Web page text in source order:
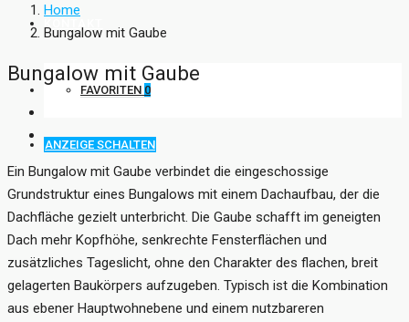
FAVORITEN 0
ANZEIGE SCHALTEN
Home
Bungalow mit Gaube
Bungalow mit Gaube
Ein Bungalow mit Gaube verbindet die eingeschossige
Grundstruktur eines Bungalows mit einem Dachaufbau, der die
Dachfläche gezielt unterbricht. Die Gaube schafft im geneigten
Dach mehr Kopfhöhe, senkrechte Fensterflächen und
zusätzliches Tageslicht, ohne den Charakter des flachen, breit
gelagerten Baukörpers aufzugeben. Typisch ist die Kombination
aus ebener Hauptwohnebene und einem nutzbareren